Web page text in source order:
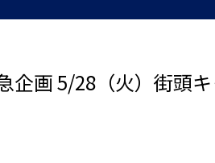
企画 5/28（火）街頭